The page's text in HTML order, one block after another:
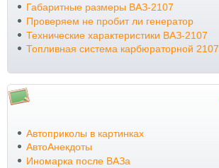
Габаритные размеры ВАЗ-2107
Проверяем не пробит ли генератор
Технические характеристики ВАЗ-2107
Топливная система карбюраторной 2107
Автоприколы в картинках
АвтоАнекдоты
Иномарка после ВАЗа